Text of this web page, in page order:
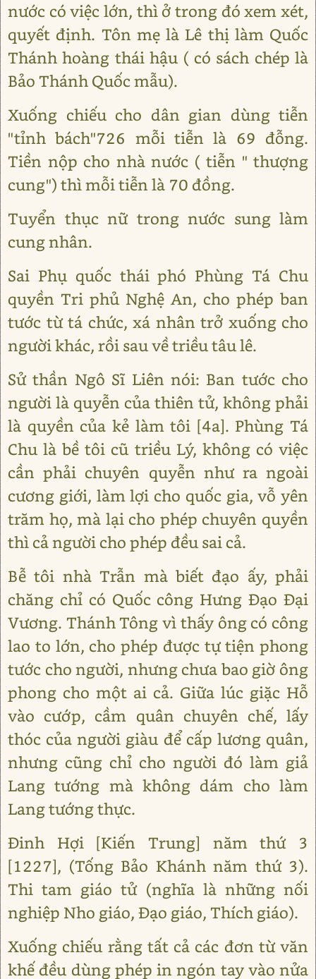
nước có việc lớn, thì ở trong đó xem xét,
quyết định. Tôn mẹ là Lê thị làm Quốc
Thánh hoàng thái hậu ( có sách chép là
Bảo Thánh Quốc mẫu).
Xuống chiếu cho dân gian dùng tiễn
"tỉnh bách"726 mỗi tiễn là 69 đỗng.
Tiền nộp cho nhà nước ( tiễn " thượng
cung") thì mỗi tiễn là 70 đồng.
Tuyển thục nữ trong nước sung làm
cung nhân.
Sai Phụ quốc thái phó Phùng Tá Chu
quyền Tri phủ Nghệ An, cho phép ban
tước từ tá chức, xá nhân trở xuống cho
người khác, rồi sau về triều tâu lê.
Sử thần Ngô Sĩ Liên nói: Ban tước cho
người là quyễn của thiên tử, không phải
là quyền của kẻ làm tôi [4a]. Phùng Tá
Chu là bề tôi cũ triều Lý, không có việc
cần phải chuyên quyễn như ra ngoài
cương giới, làm lợi cho quốc gia, vỗ yên
trăm họ, mà lại cho phép chuyên quyền
thì cả người cho phép đều sai cả.
Bễ tôi nhà Trẫn mà biết đạo ấy, phải
chăng chỉ có Quốc công Hưng Đạo Đại
Vương. Thánh Tông vì thấy ông có công
lao to lớn, cho phép được tự tiện phong
tước cho người, nhưng chưa bao giờ ông
phong cho một ai cả. Giữa lúc giặc Hỗ
vào cướp, cầm quân chuyên chế, lấy
thóc của người giàu để cấp lương quân,
nhưng cũng chỉ cho người đó làm giả
Lang tướng mà không dám cho làm
Lang tướng thực.
Đinh Hợi [Kiến Trung] năm thứ 3
[1227], (Tống Bảo Khánh năm thứ 3).
Thi tam giáo tử (nghĩa là những nối
nghiệp Nho giáo, Đạo giáo, Thích giáo).
Xuống chiếu rằng tất cả các đơn từ văn
khế đều dùng phép in ngón tay vào nửa